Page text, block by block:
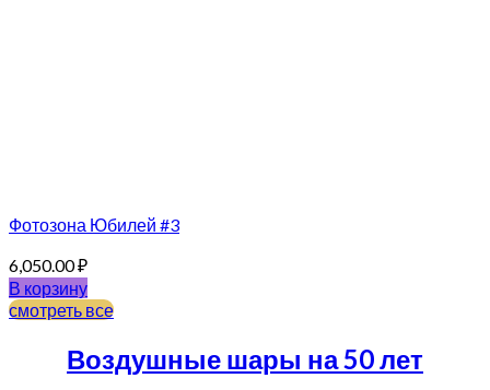
Фотозона Юбилей #3
6,050.00₽
В корзину
смотреть все
Воздушные шары на 50 лет